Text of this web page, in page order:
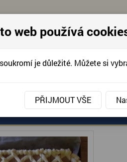
SLUŽBY AKCE,
web používá
je důležité. Můžete si
PŘIJMOUT VŠE